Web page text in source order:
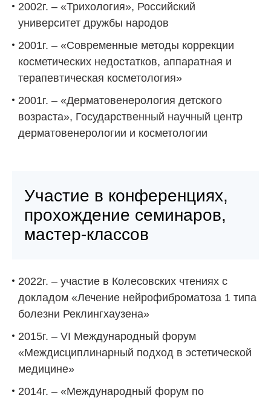
2002г. – «Трихология», Российский
университет дружбы народов
2001г. – «Современные методы коррекции
косметических недостатков, аппаратная и
терапевтическая косметология»
2001г. – «Дерматовенерология детского
возраста», Государственный научный центр
дерматовенерологии и косметологии
Участие в конференциях,
прохождение семинаров,
мастер-классов
2022г. – участие в Колесовских чтениях с
докладом «Лечение нейрофиброматоза 1 типа
болезни Реклингхаузена»
2015г. – VI Международный форум
«Междисциплинарный подход в эстетической
медицине»
2014г. – «Международный форум по